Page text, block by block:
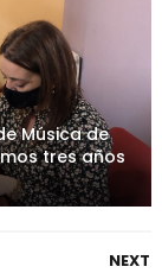
Música de
tres años
NEXT